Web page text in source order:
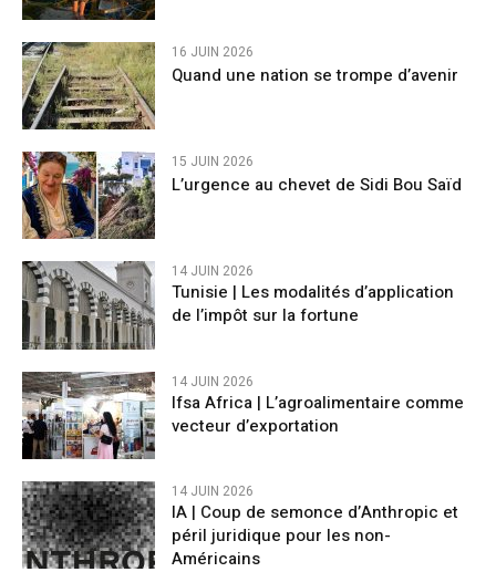
16 JUIN 2026
Quand une nation se trompe d’avenir
15 JUIN 2026
L’urgence au chevet de Sidi Bou Saïd
14 JUIN 2026
Tunisie | Les modalités d’application
de l’impôt sur la fortune
14 JUIN 2026
Ifsa Africa | L’agroalimentaire comme
vecteur d’exportation
14 JUIN 2026
IA | Coup de semonce d’Anthropic et
péril juridique pour les non-
Américains